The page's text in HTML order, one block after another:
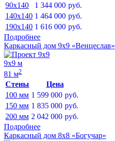
90x140
1 344 000 руб.
140x140 1 464 000 руб.
190x140 1 616 000 руб.
Подробнее
Каркасный дом 9х9 «Венцеслав»
9х9 м
81 м2
Стены
Цена
100 мм 1 599 000 руб.
150 мм 1 835 000 руб.
200 мм 2 042 000 руб.
Подробнее
Каркасный дом 8х8 «Богучар»